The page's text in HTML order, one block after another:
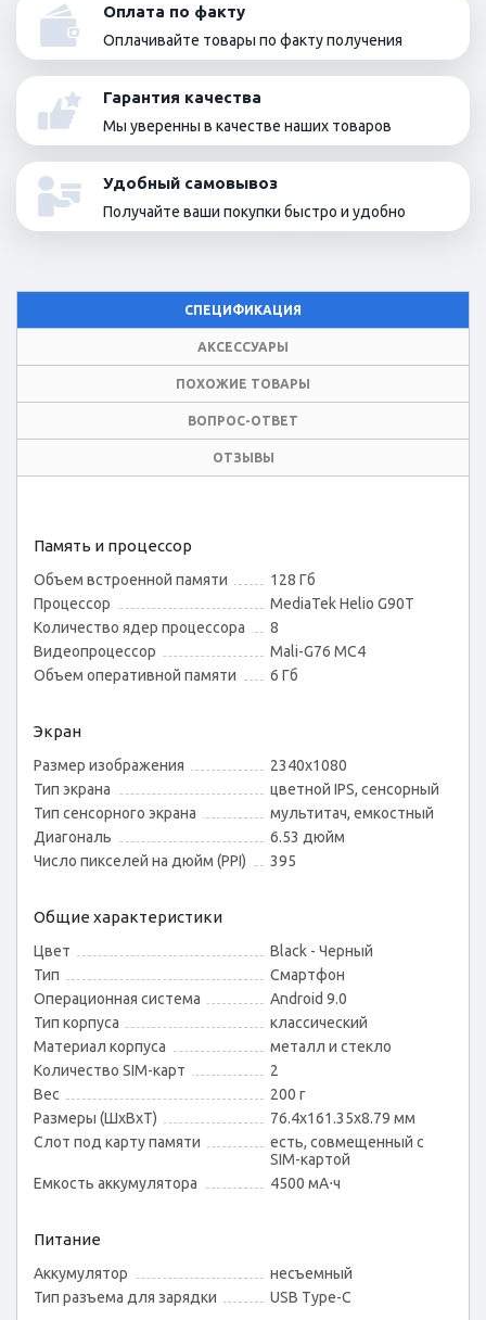
Оплата по факту
Оплачивайте товары по факту получения
Гарантия качества
Мы уверенны в качестве наших товаров
Удобный самовывоз
Получайте ваши покупки быстро и удобно
СПЕЦИФИКАЦИЯ
АКСЕССУАРЫ
ПОХОЖИЕ ТОВАРЫ
ВОПРОС-ОТВЕТ
ОТЗЫВЫ
Память и процессор
Объем встроенной памяти
128 Гб
Процессор
MediaTek Helio G90T
Количество ядер процессора
8
Видеопроцессор
Mali-G76 MC4
Объем оперативной памяти
6 Гб
Экран
Размер изображения
2340x1080
Тип экрана
цветной IPS, сенсорный
Тип сенсорного экрана
мультитач, емкостный
Диагональ
6.53 дюйм
Число пикселей на дюйм (PPI)
395
Общие характеристики
Цвет
Black - Черный
Тип
Смартфон
Операционная система
Android 9.0
Тип корпуса
классический
Материал корпуса
металл и стекло
Количество SIM-карт
2
Вес
200 г
Размеры (ШxВxТ)
76.4x161.35x8.79 мм
Слот под карту памяти
есть, совмещенный с
SIM-картой
Емкость аккумулятора
4500 мА⋅ч
Питание
Аккумулятор
несъемный
Тип разъема для зарядки
USB Type-C